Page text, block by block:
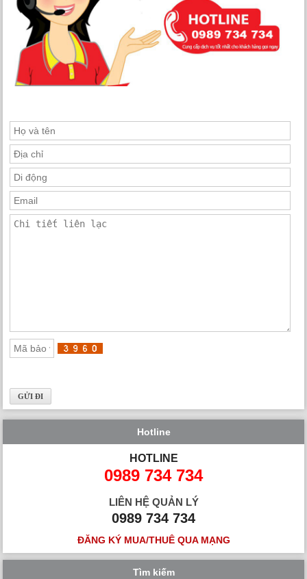
Hotline
HOTLINE
0989 734 734
LIÊN HỆ QUẢN LÝ
0989 734 734
ĐĂNG KÝ MUA/THUÊ QUA MẠNG
Tìm kiếm